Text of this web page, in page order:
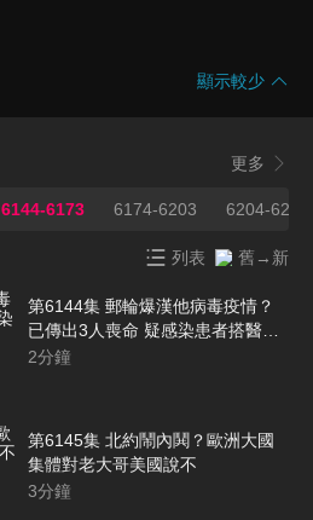
顯示較少
更多
6144-6173 6174-6203 6204-6233
列表 舊→新
第6144集 郵輪爆漢他病毒疫情？
已傳出3人喪命 疑感染患者搭醫療
專機撤離
2分鐘
第6145集 北約鬧內鬨？歐洲大國
集體對老大哥美國說不
3分鐘